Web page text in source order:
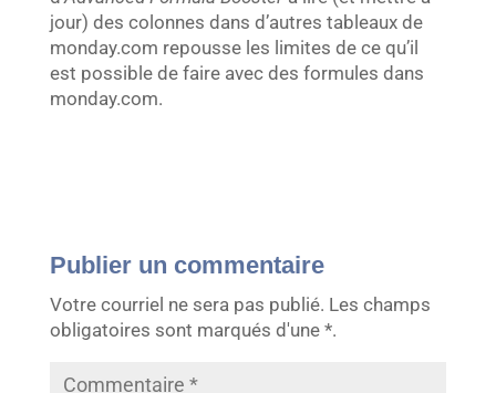
jour) des colonnes dans d’autres tableaux de
monday.com repousse les limites de ce qu’il
est possible de faire avec des formules dans
monday.com.
Publier un commentaire
Votre courriel ne sera pas publié. Les champs
obligatoires sont marqués d'une *.